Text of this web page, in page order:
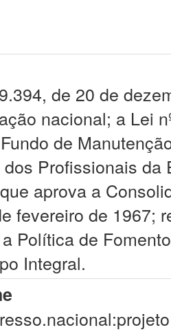
de 20 de
nacional; a Lei
de
Profissionais da
aprova a
fevereiro de 1967;
Política de
Integral.